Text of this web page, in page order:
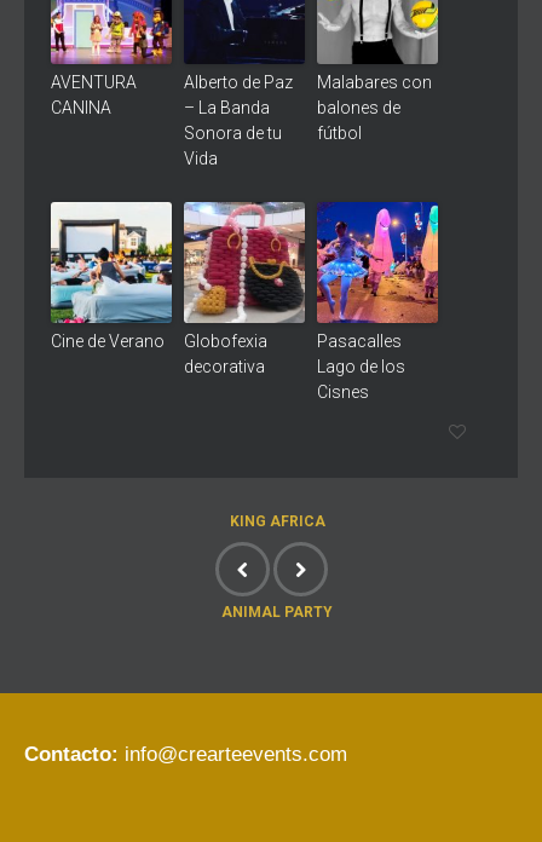
AVENTURA
CANINA
Alberto de Paz
– La Banda
Sonora de tu
Vida
Malabares con
balones de
fútbol
Cine de Verano
Globofexia
decorativa
Pasacalles
Lago de los
Cisnes
KING AFRICA
ANIMAL PARTY
Contacto: info@crearteevents.com